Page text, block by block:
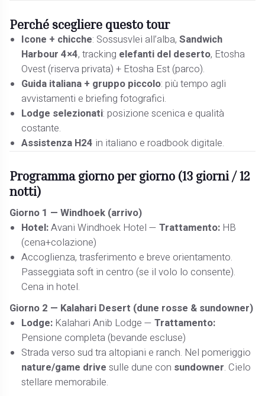
Perché scegliere questo tour
Icone + chicche: Sossusvlei all’alba,Sandwich
Harbour 4×4, tracking elefanti del deserto, Etosha
Ovest (riserva privata) + Etosha Est (parco).
Guida italiana + gruppo piccolo: più tempo agli
avvistamenti e briefing fotografici.
Lodge selezionati: posizione scenica e qualità
costante.
Assistenza H24 in italiano e roadbook digitale.
Programma giorno per giorno (13 giorni / 12
notti)
Giorno 1 —Windhoek (arrivo)
Hotel:Avani Windhoek Hotel —Trattamento: HB
(cena+colazione)
Accoglienza, trasferimento e breve orientamento.
Passeggiata soft in centro (se il volo lo consente).
Cena in hotel.
Giorno 2 — Kalahari Desert (dune rosse & sundowner)
Lodge: Kalahari Anib Lodge —Trattamento:
Pensione completa (bevande escluse)
Strada verso sud tra altopiani e ranch. Nel pomeriggio
nature/game drive sulle dune con sundowner. Cielo
stellare memorabile.